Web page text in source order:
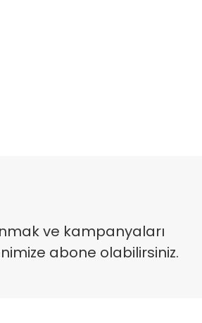
ve kampanyaları
abone olabilirsiniz.